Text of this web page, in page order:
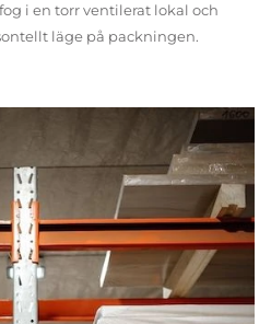
i en torr ventilerat lokal och
läge på packningen.